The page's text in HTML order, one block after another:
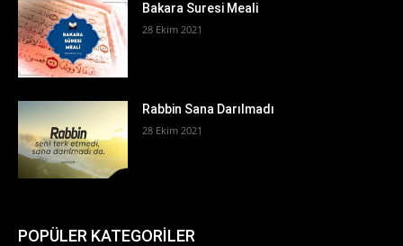
Bakara Suresi Meali
28 Ekim 2021
Rabbin Sana Darılmadı
28 Ekim 2021
POPÜLER KATEGORİLER